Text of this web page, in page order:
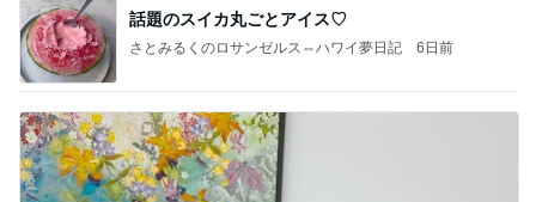
話題のスイカ丸ごとアイス♡
さとみるくのロサンゼルス⇔ハワイ夢日記 6日前